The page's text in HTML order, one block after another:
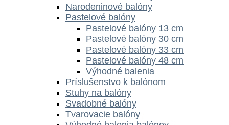
Narodeninové balóny
Pastelové balóny
Pastelové balóny 13 cm
Pastelové balóny 30 cm
Pastelové balóny 33 cm
Pastelové balóny 48 cm
Výhodné balenia
Príslušenstvo k balónom
Stuhy na balóny
Svadobné balóny
Tvarovacie balóny